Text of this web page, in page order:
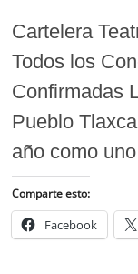
Cartelera
Todos los
Confirmadas
Pueblo
año como
Comparte esto:
Facebook